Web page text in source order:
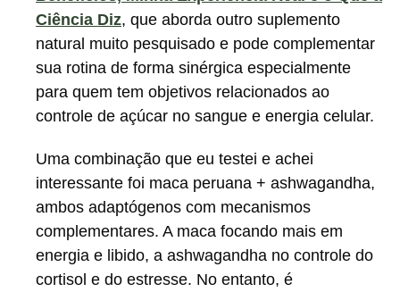
Ciência Diz, que aborda outro suplemento
natural muito pesquisado e pode complementar
sua rotina de forma sinérgica especialmente
para quem tem objetivos relacionados ao
controle de açúcar no sangue e energia celular.
Uma combinação que eu testei e achei
interessante foi maca peruana + ashwagandha,
ambos adaptógenos com mecanismos
complementares. A maca focando mais em
energia e libido, a ashwagandha no controle do
cortisol e do estresse. No entanto, é